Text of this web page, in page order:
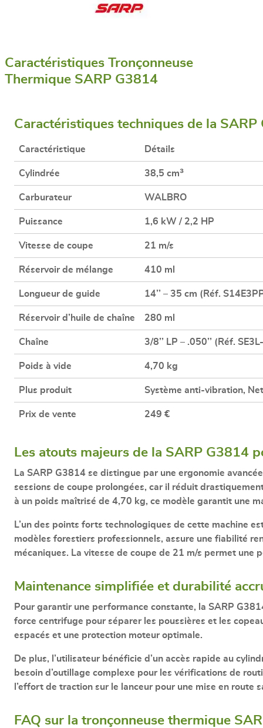
Caractéristiques Tronçonneuse
Thermique SARP G3814
Caractéristiques techniques de la SARP
Caractéristique Détails
Cylindrée 38,5 cm³
Carburateur WALBRO
Puissance 1,6 kW / 2,2 HP
Vitesse de coupe 21 m/s
Réservoir de mélange 410 ml
Longueur de guide 14’’ – 35 cm (Réf.
Réservoir d’huile de chaîne 280 ml
Chaîne 3/8’’ LP – .050’’ (Réf.
Poids à vide 4,70 kg
Plus produit Système anti-vibration,
Prix de vente 249 €
Les atouts majeurs de la SARP G3814
La SARP G3814 se distingue par une ergonomie
sessions de coupe prolongées, car il réduit
à un poids maîtrisé de 4,70 kg, ce modèle garantit une
L’un des points forts technologiques de cette machine
modèles forestiers professionnels, assure une fiabilité
mécaniques. La vitesse de coupe de 21 m/s permet une
Maintenance simplifiée et durabilité
Pour garantir une performance constante, la SARP
force centrifuge pour séparer les poussières et les
espacés et une protection moteur optimale.
De plus, l’utilisateur bénéficie d’un accès rapide au
besoin d’outillage complexe pour les vérifications de
l’effort de traction sur le lanceur pour une mise en route
FAQ sur la tronçonneuse thermique